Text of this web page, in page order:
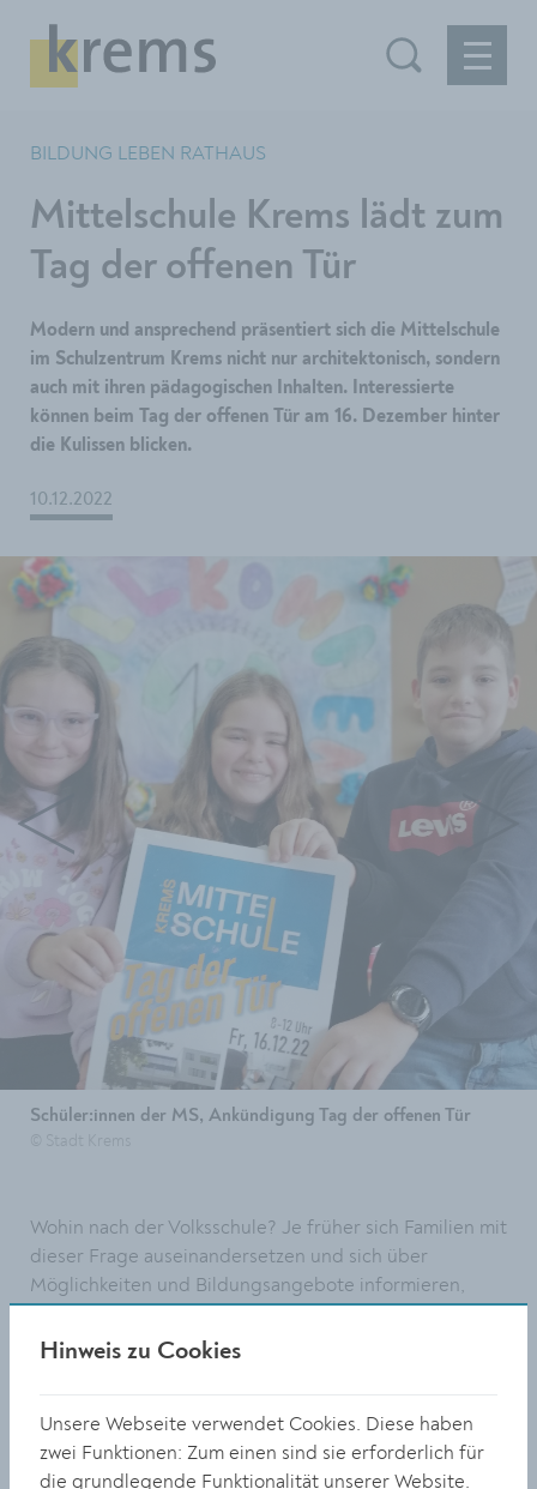
BILDUNG LEBEN RATHAUS
Mittelschule Krems lädt zum
Tag der offenen Tür
Modern und ansprechend präsentiert sich die Mittelschule
im Schulzentrum Krems nicht nur architektonisch, sondern
auch mit ihren pädagogischen Inhalten. Interessierte
können beim Tag der offenen Tür am 16. Dezember hinter
die Kulissen blicken.
10.12.2022
Schüler:innen der MS, Ankündigung Tag der offenen Tür
Wohin nach der Volksschule? Je früher sich Familien mit
dieser Frage auseinandersetzen und sich über
Möglichkeiten und Bildungsangebote informieren,
treffen. Deshalb lädt die Mittelschule Krems Kinder der
umzusehen und in den Unterricht in verschiedene
Fächer hinein zu schnuppern.
Hinweis zu Cookies
Unsere Webseite verwendet Cookies. Diese haben
zwei Funktionen: Zum einen sind sie erforderlich für
die grundlegende Funktionalität unserer Website.